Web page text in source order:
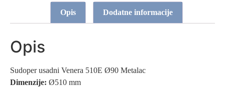
Opis Dodatne informacije
Opis
Sudoper usadni Venera 510E Ø90 Metalac
Dimenzije: Ø510 mm